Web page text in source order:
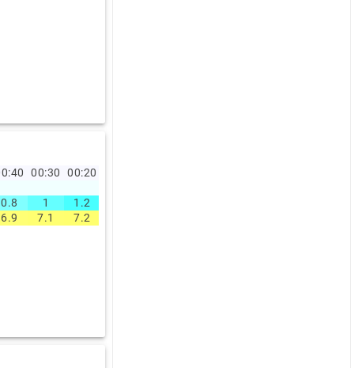
00:30 00:20
0.8 1 1.2
6.9 7.1 7.2